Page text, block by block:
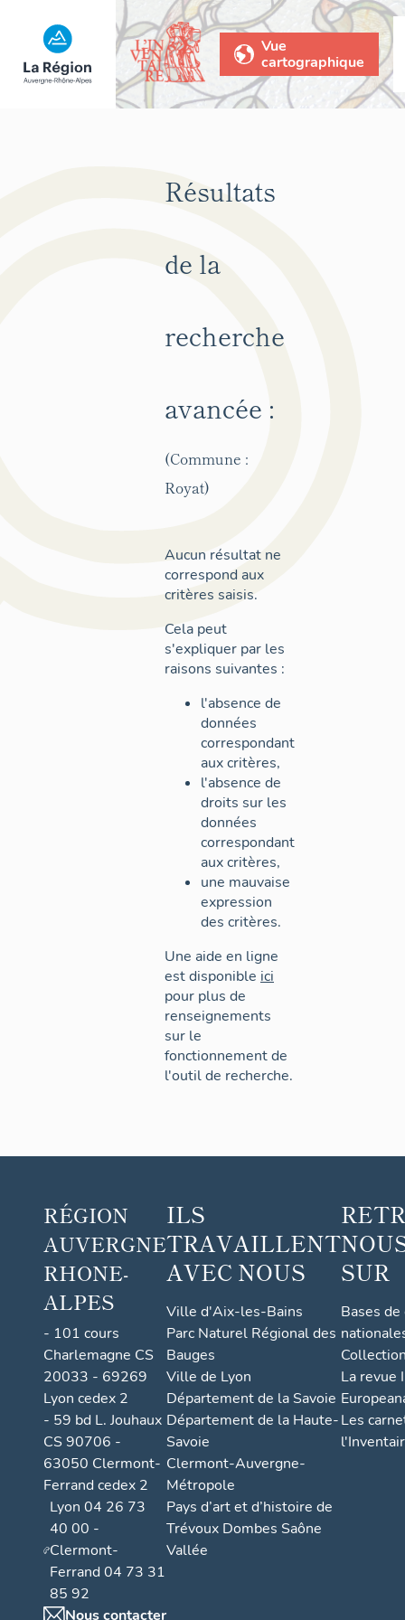
Vue
cartographique
Résultats
de la
recherche
avancée :
(Commune :
Royat)
Aucun résultat ne
correspond aux
critères saisis.
Cela peut
s'expliquer par les
raisons suivantes :
l'absence de
données
correspondant
aux critères,
l'absence de
droits sur les
données
correspondant
aux critères,
une mauvaise
expression
des critères.
Une aide en ligne
est disponible ici
pour plus de
renseignements
sur le
fonctionnement de
l'outil de recherche.
RÉGION
AUVERGNE
RHONE-
ALPES
- 101 cours
Charlemagne CS
20033 - 69269
Lyon cedex 2
- 59 bd L. Jouhaux
CS 90706 -
63050 Clermont-
Ferrand cedex 2
Lyon 04 26 73
40 00 -
Clermont-
Ferrand 04 73 31
85 92
Nous contacter
ILS
TRAVAILLENT
AVEC NOUS
Ville d'Aix-les-Bains
Parc Naturel Régional des
Bauges
Ville de Lyon
Département de la Savoie
Département de la Haute-
Savoie
Clermont-Auvergne-
Métropole
Pays d’art et d’histoire de
Trévoux Dombes Saône
Vallée
SUR
Bases
La revue
Les